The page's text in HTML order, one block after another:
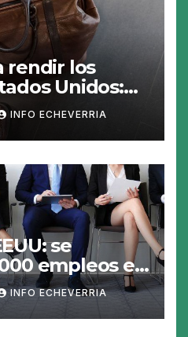
rendir los
Unidos:
gastar de más
INFO ECHEVERRIA
se
empleos en
recalcula
para las
INFO ECHEVERRIA